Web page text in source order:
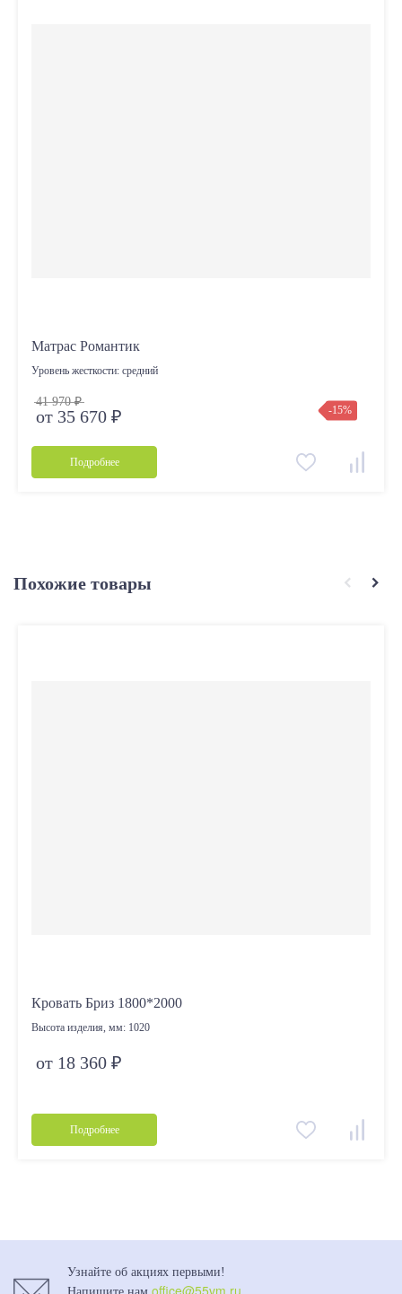
Матрас Романтик
Уровень жесткости: средний
41 970 ₽
от 35 670 ₽ -15%
Подробнее
Похожие товары
Кровать Бриз 1800*2000
Высота изделия, мм: 1020
от 18 360 ₽
Подробнее
Узнайте об акциях первыми!